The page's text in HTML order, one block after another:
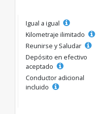
Igual a igual
Kilometraje ilimitado
Reunirse y Saludar
Depósito en efectivo
aceptado
Conductor adicional
incluido